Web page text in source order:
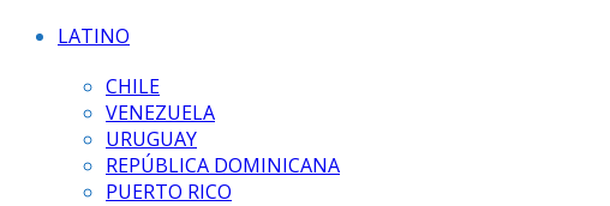
LATINO
CHILE
VENEZUELA
URUGUAY
REPÚBLICA DOMINICANA
PUERTO RICO